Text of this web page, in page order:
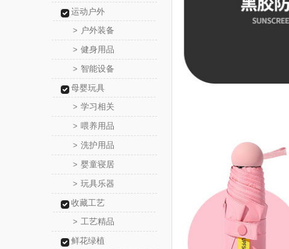
运动户外
> 户外装备
> 健身用品
> 智能设备
母婴玩具
> 学习相关
> 喂养用品
> 洗护用品
> 婴童寝居
> 玩具乐器
收藏工艺
> 工艺精品
鲜花绿植